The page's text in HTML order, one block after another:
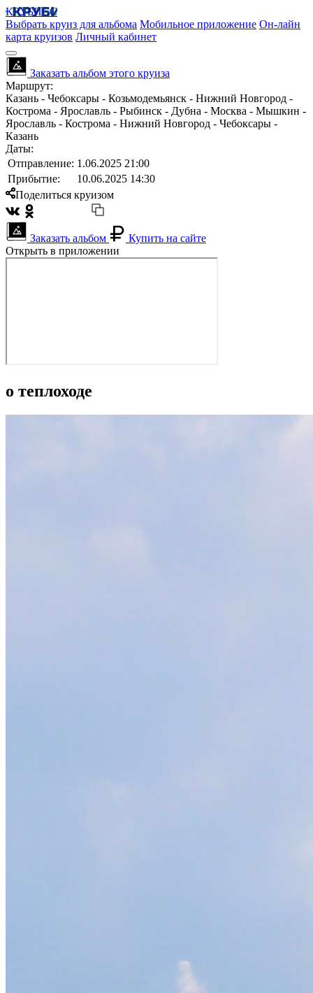
КРУБИСС
Выбрать круиз для альбома Мобильное приложение Он-лайн
карта круизов Личный кабинет
Заказать альбом этого круиза
Маршрут:
Казань - Чебоксары - Козьмодемьянск - Нижний Новгород -
Кострома - Ярославль - Рыбинск - Дубна - Москва - Мышкин -
Ярославль - Кострома - Нижний Новгород - Чебоксары -
Казань
Даты:
Отправление: 1.06.2025 21:00
Прибытие:
10.06.2025 14:30
Поделиться круизом
Заказать альбом
Купить на сайте
Открыть в приложении
о теплоходе